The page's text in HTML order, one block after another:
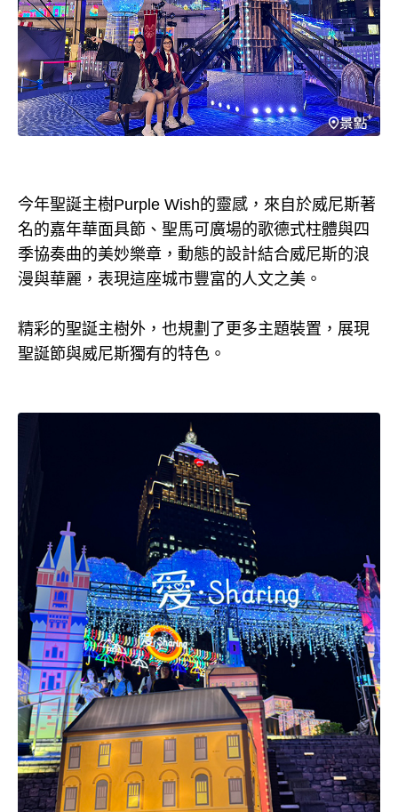
今年聖誕主樹Purple Wish的靈感，來自於威尼斯著
名的嘉年華面具節、聖馬可廣場的歌德式柱體與四
季協奏曲的美妙樂章，動態的設計結合威尼斯的浪
漫與華麗，表現這座城市豐富的人文之美。
精彩的聖誕主樹外，也規劃了更多主題裝置，展現
聖誕節與威尼斯獨有的特色。